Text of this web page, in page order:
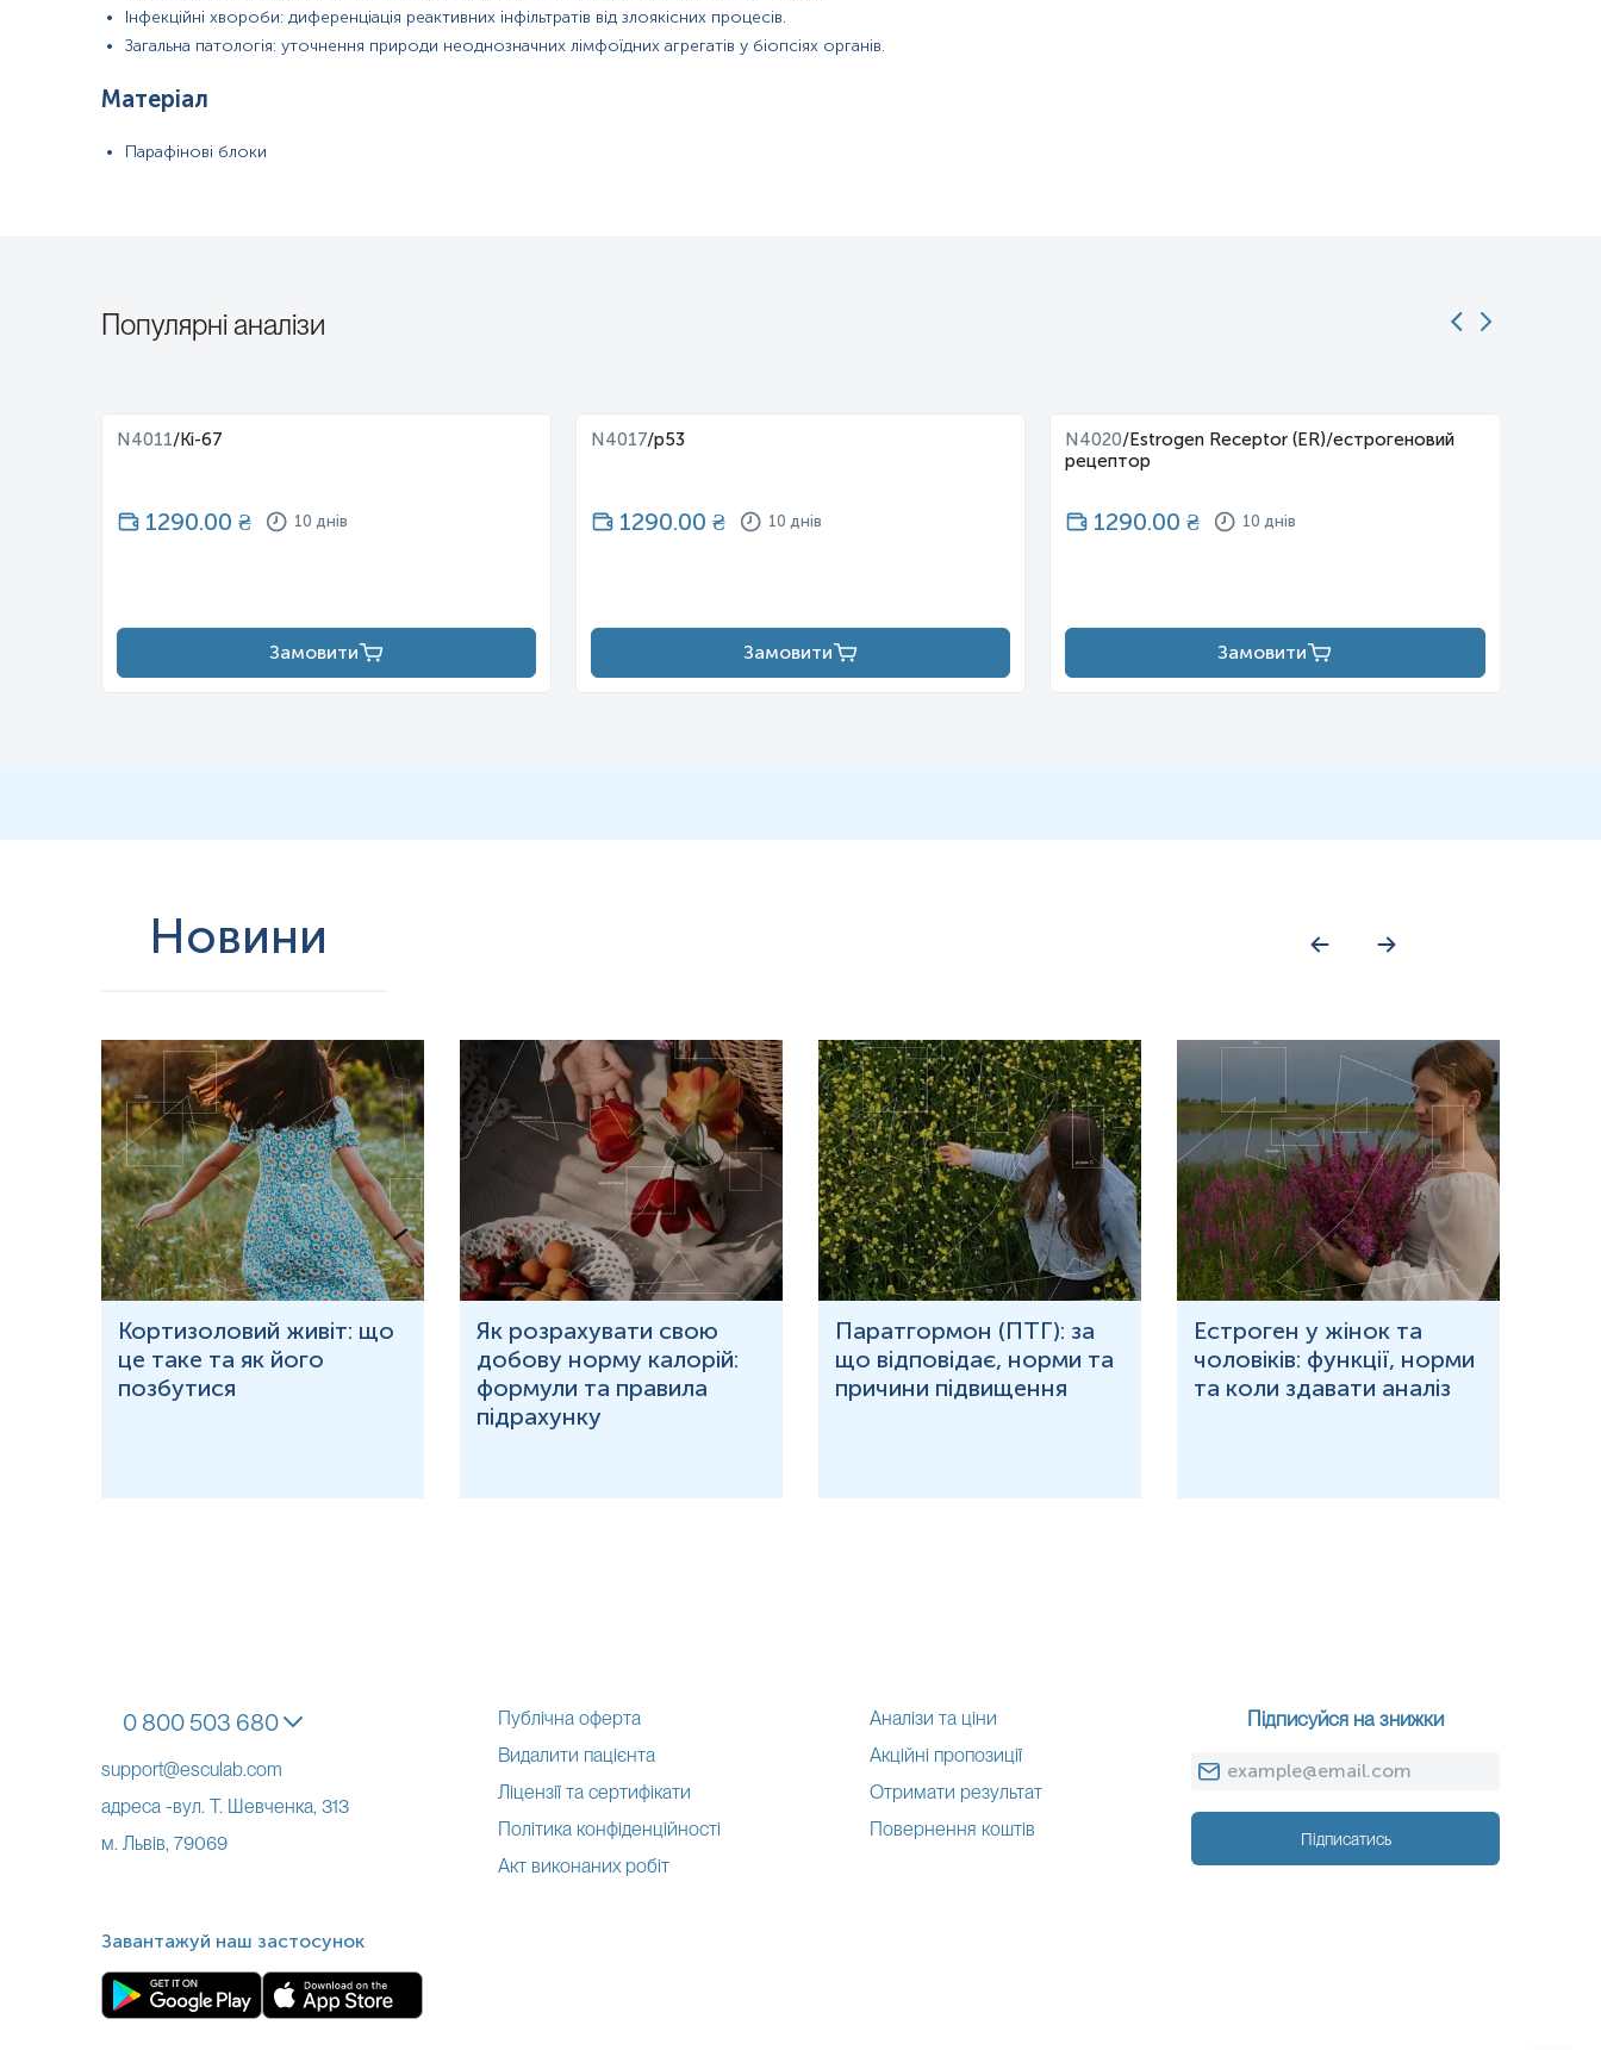
Інфекційні хвороби: диференціація реактивних інфільтратів від злоякісних процесів.
Загальна патологія: уточнення природи неоднозначних лімфоїдних агрегатів у біопсіях органів.
Матеріал
Парафінові блоки
Популярні аналізи
N4011/Ki-67
1290.00 ₴ 10 днів
Замовити
N4017/p53
1290.00 ₴ 10 днів
Замовити
N4020/Estrogen Receptor (ER)/естрогеновий
рецептор
1290.00 ₴ 10 днів
Замовити
Новини
Кортизоловий живіт: що
це таке та як його
позбутися
Як розрахувати свою
добову норму калорій:
формули та правила
підрахунку
Паратгормон (ПТГ): за
що відповідає, норми та
причини підвищення
Естроген у жінок та
чоловіків: функції, норми
та коли здавати аналіз
0 800 503 680
support@esculab.com
адреса -вул. Т. Шевченка, 313
м. Львів, 79069
Публічна оферта
Видалити пацієнта
Ліцензії та сертифікати
Політика конфіденційності
Акт виконаних робіт
Аналізи та ціни
Акційні пропозиції
Отримати результат
Повернення коштів
Підписуйся на знижки
Підписатись
Завантажуй наш застосунок